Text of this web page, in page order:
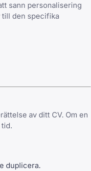
sann personalisering
till den specifika
av ditt CV. Om en
duplicera.